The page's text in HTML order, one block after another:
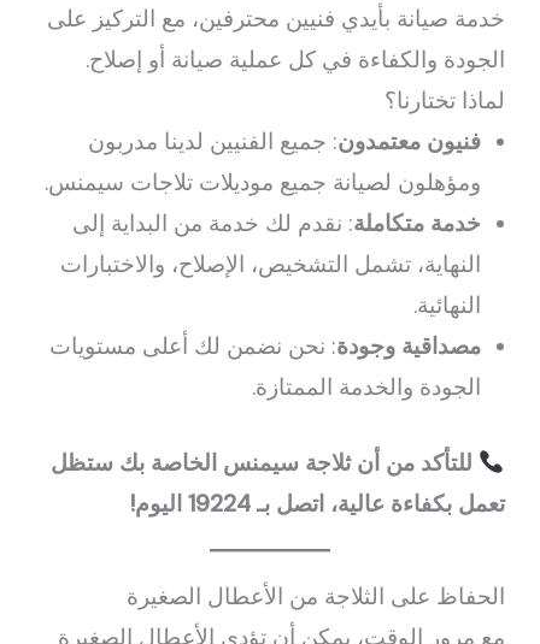
خدمة صيانة بأيدي فنيين محترفين، مع التركيز على
الجودة والكفاءة في كل عملية صيانة أو إصلاح.
لماذا تختارنا؟
فنيون معتمدون: جميع الفنيين لدينا مدربون
ومؤهلون لصيانة جميع موديلات تلاجات سيمنس.
خدمة متكاملة: نقدم لك خدمة من البداية إلى
النهاية، تشمل التشخيص، الإصلاح، والاختبارات
النهائية.
مصداقية وجودة: نحن نضمن لك أعلى مستويات
الجودة والخدمة الممتازة.
للتأكد من أن ثلاجة سيمنس الخاصة بك ستظل
تعمل بكفاءة عالية، اتصل بـ 19224 اليوم!
الحفاظ على الثلاجة من الأعطال الصغيرة
مع مرور الوقت، يمكن أن تؤدي الأعطال الصغيرة